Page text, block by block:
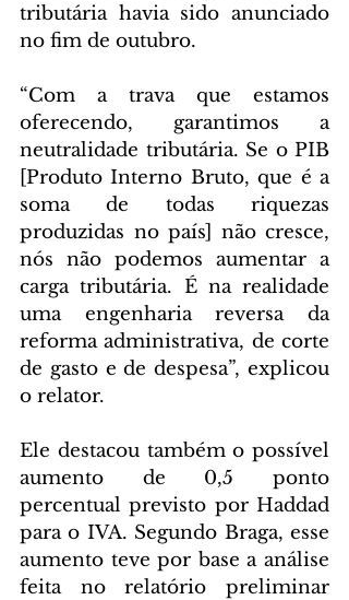
tributária havia sido anunciado
no fim de outubro.
“Com a trava que estamos
oferecendo, garantimos a
neutralidade tributária. Se o PIB
[Produto Interno Bruto, que é a
soma de todas riquezas
produzidas no país] não cresce,
nós não podemos aumentar a
carga tributária. É na realidade
uma engenharia reversa da
reforma administrativa, de corte
de gasto e de despesa”, explicou
o relator.
Ele destacou também o possível
aumento de 0,5 ponto
percentual previsto por Haddad
para o IVA. Segundo Braga, esse
aumento teve por base a análise
feita no relatório preliminar